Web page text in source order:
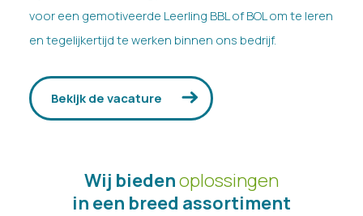
voor een gemotiveerde Leerling BBL of BOL om te leren
en tegelijkertijd te werken binnen ons bedrijf.
Bekijk de vacature
Wij biedenoplossingen
in een breed assortiment